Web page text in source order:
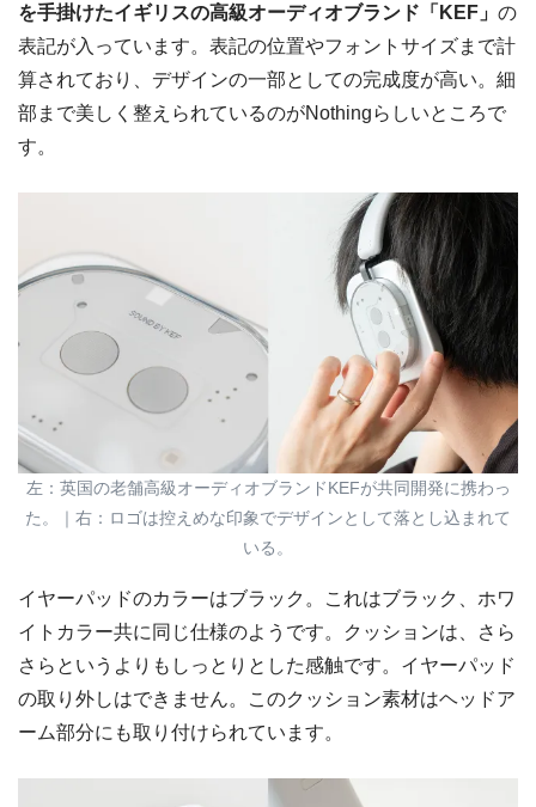
を手掛けたイギリスの高級オーディオブランド「KEF」 の
表記が入っています。表記の位置やフォントサイズまで計
算されており、デザインの一部としての完成度が高い。細
部まで美しく整えられているのがNothingらしいところで
す。
左：英国の老舗高級オーディオブランドKEFが共同開発に携わっ
た。｜右：ロゴは控えめな印象でデザインとして落とし込まれて
いる。
イヤーパッドのカラーはブラック。これはブラック、ホワ
イトカラー共に同じ仕様のようです。クッションは、さら
さらというよりもしっとりとした感触です。イヤーパッド
の取り外しはできません。このクッション素材はヘッドア
ーム部分にも取り付けられています。